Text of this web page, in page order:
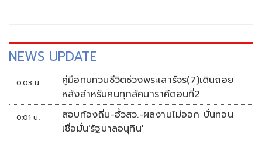
NEWS UPDATE
0:03 น.
คู่มือทบทวนชีวิตช่วงพระเสาร์จร(7)เดินถอย
หลังสำหรับคนทุกลัคนาราศีตอนที่2
0:01 น.
สอบท้องถิ่น-ฮั้วสว.-ผลงานไม่ออก บั่นทอน
เชื่อมั่น'รัฐบาลอนุทิน'